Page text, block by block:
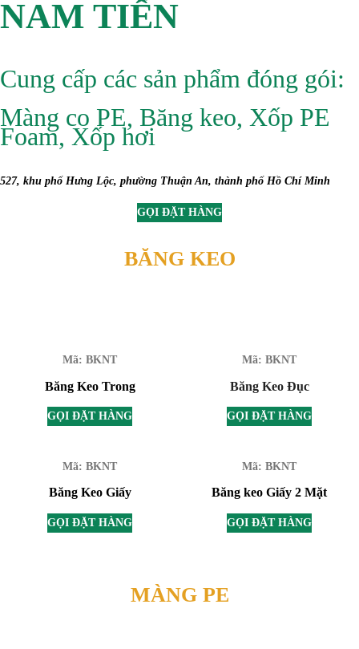
NAM TIẾN
Cung cấp các sản phẩm đóng gói:
Màng co PE, Băng keo, Xốp PE
Foam, Xốp hơi
527, khu phố Hưng Lộc, phường Thuận An, thành phố Hồ Chí Minh
GỌI ĐẶT HÀNG
BĂNG KEO
Mã: BKNT
Băng Keo Trong
GỌI ĐẶT HÀNG
Mã: BKNT
Băng Keo Đục
GỌI ĐẶT HÀNG
Mã: BKNT
Băng Keo Giấy
GỌI ĐẶT HÀNG
Mã: BKNT
Băng keo Giấy 2 Mặt
GỌI ĐẶT HÀNG
MÀNG PE